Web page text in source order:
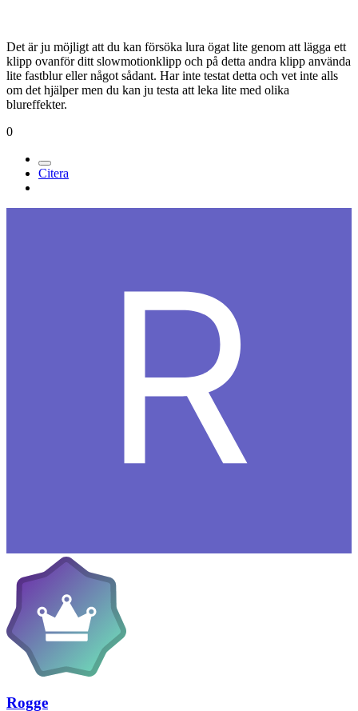
Det är ju möjligt att du kan försöka lura ögat lite genom att lägga ett
klipp ovanför ditt slowmotionklipp och på detta andra klipp använda
lite fastblur eller något sådant. Har inte testat detta och vet inte alls
om det hjälper men du kan ju testa att leka lite med olika
blureffekter.
0
Citera
Rogge